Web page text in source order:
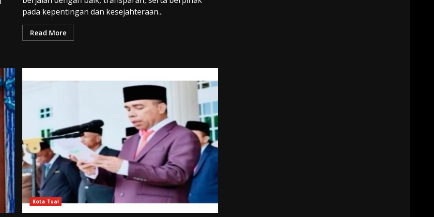
pada kepentingan dan kesejahteraan...
Read More
Kota Tual